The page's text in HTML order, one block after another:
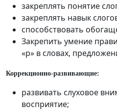
закреплять понятие
закреплять навык
способствовать
Закрепить умение
«р» в словах,
Коррекционно-развивающие:
развивать слуховое
восприятие;